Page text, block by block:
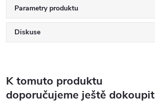
Parametry produktu
Diskuse
K tomuto produktu
doporučujeme ještě dokoupit